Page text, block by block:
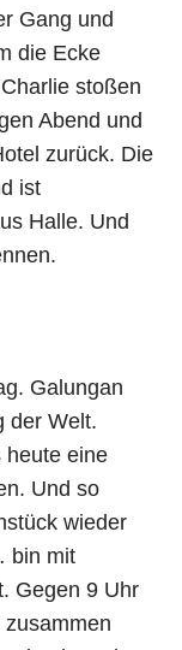
Gang und
die Ecke
stoßen
Abend und
zurück. Die
ist
Halle. Und
Galungan
der Welt.
heute eine
Und so
wieder
bin mit
Gegen 9 Uhr